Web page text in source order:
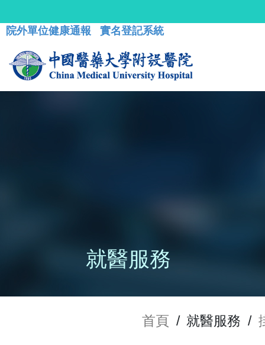
院外單位健康通報 實名登記系統
就醫服務
首頁 / 就醫服務 /